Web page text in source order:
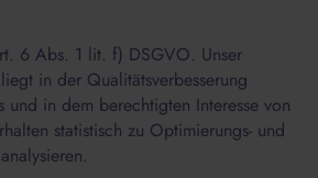
6 Abs. 1 lit. f) DSGVO. Unser
in der Qualitätsverbesserung
und in dem berechtigten Interesse von
statistisch zu Optimierungs- und